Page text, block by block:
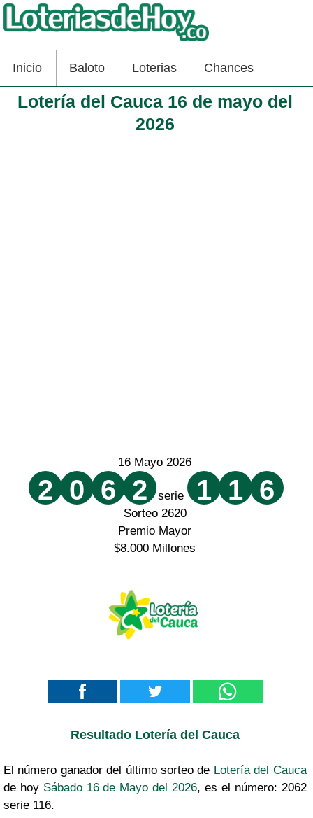
Inicio Baloto Loterias Chances
Lotería del Cauca 16 de mayo del
2026
16 Mayo 2026
2 0 6 2 serie 1 1 6
Sorteo 2620
Premio Mayor
$8.000 Millones
Resultado Lotería del Cauca
El número ganador del último sorteo de Lotería del Cauca
de hoy Sábado 16 de Mayo del 2026, es el número: 2062
serie 116.